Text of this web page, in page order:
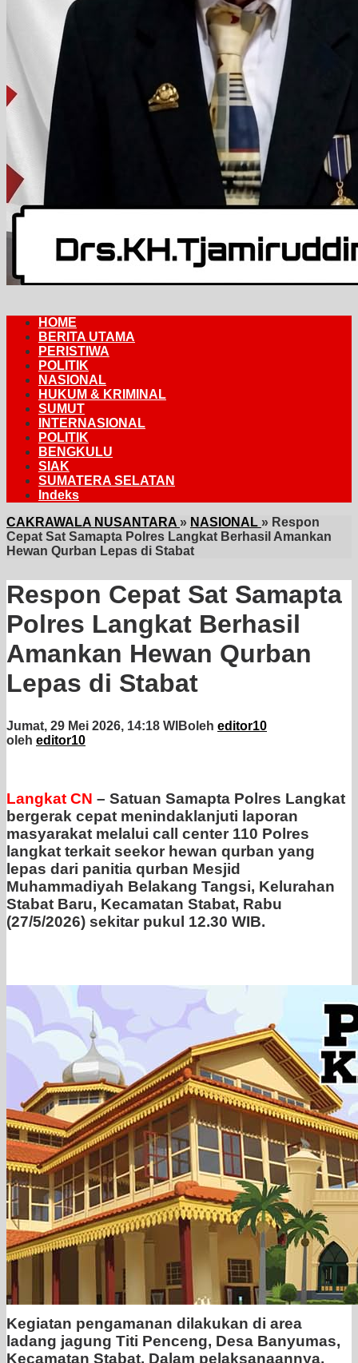
HOME
BERITA UTAMA
PERISTIWA
POLITIK
NASIONAL
HUKUM & KRIMINAL
SUMUT
INTERNASIONAL
POLITIK
BENGKULU
SIAK
SUMATERA SELATAN
Indeks
CAKRAWALA NUSANTARA » NASIONAL » Respon
Cepat Sat Samapta Polres Langkat Berhasil Amankan
Hewan Qurban Lepas di Stabat
Respon Cepat Sat Samapta
Polres Langkat Berhasil
Amankan Hewan Qurban
Lepas di Stabat
Jumat, 29 Mei 2026, 14:18 WIBoleh editor10
oleh editor10
Langkat CN – Satuan Samapta Polres Langkat
bergerak cepat menindaklanjuti laporan
masyarakat melalui call center 110 Polres
langkat terkait seekor hewan qurban yang
lepas dari panitia qurban Mesjid
Muhammadiyah Belakang Tangsi, Kelurahan
Stabat Baru, Kecamatan Stabat, Rabu
(27/5/2026) sekitar pukul 12.30 WIB.
Kegiatan pengamanan dilakukan di area
ladang jagung Titi Penceng, Desa Banyumas,
Kecamatan Stabat. Dalam pelaksanaannya,